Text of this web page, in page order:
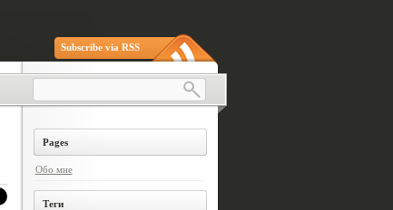
Subscribe via RSS
Pages
Обо мне
Теги